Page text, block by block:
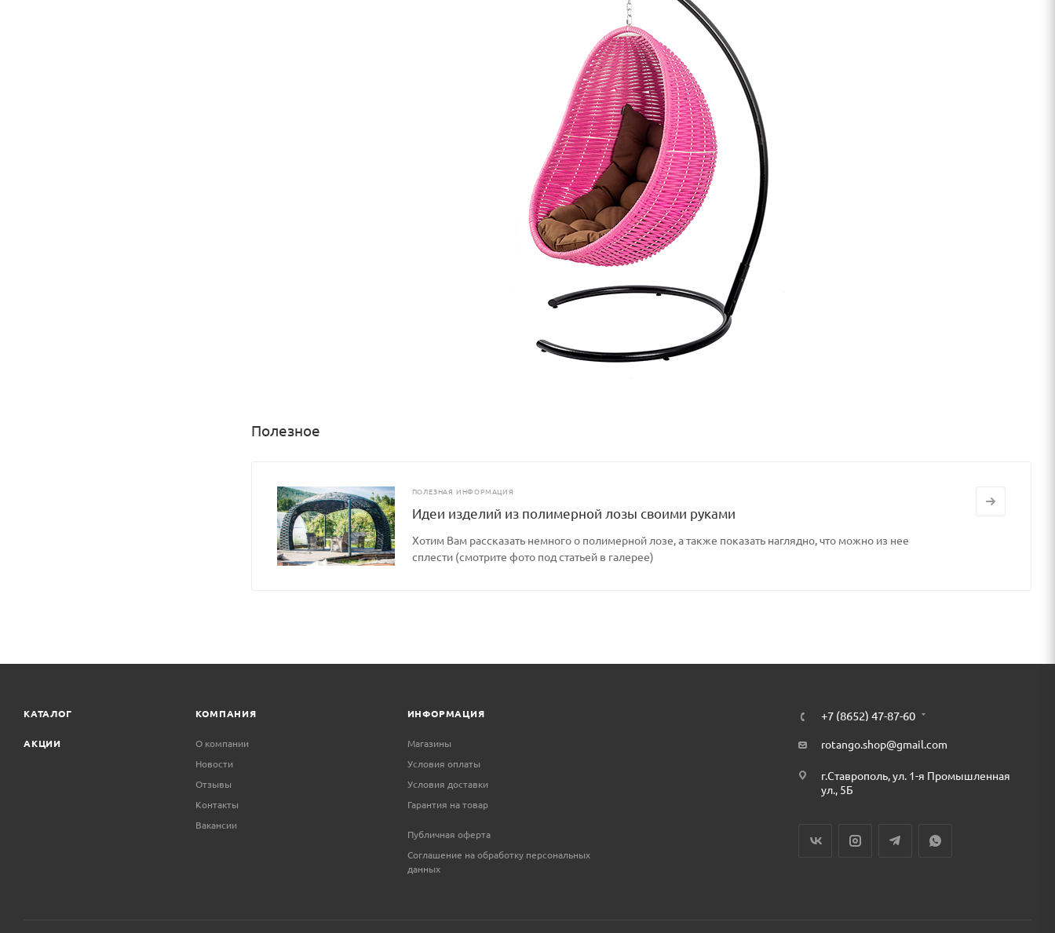
Полезное
ПОЛЕЗНАЯ ИНФОРМАЦИЯ
Идеи изделий из полимерной лозы своими руками
Хотим Вам рассказать немного о полимерной лозе, а также показать наглядно, что можно из нее
сплести (смотрите фото под статьей в галерее)
КАТАЛОГ
АКЦИИ
КОМПАНИЯ
О компании
Новости
Отзывы
Контакты
Вакансии
ИНФОРМАЦИЯ
Магазины
Условия оплаты
Условия доставки
Гарантия на товар
Публичная оферта
Соглашение на обработку персональных
данных
+7 (8652) 47-87-60
rotango.shop@gmail.com
г.Ставрополь, ул. 1-я Промышленная
ул., 5Б